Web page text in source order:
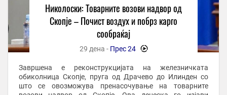
Николоски: Товарните возови надвор од
Скопје – Почист воздух и побрз карго
сообраќај
29 дена - Прес 24 -
Завршена е реконструкцијата на железничката
обиколница Скопје, пруга од Драчево до Илинден со
што се овозможува пренасочување на товарните